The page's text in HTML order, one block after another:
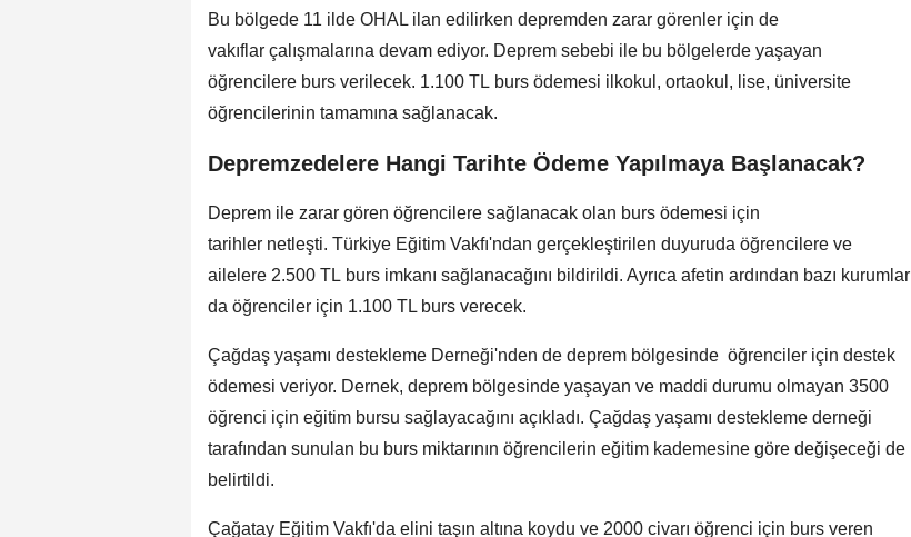
Bu bölgede 11 ilde OHAL ilan edilirken depremden zarar görenler için de
vakıflar çalışmalarına devam ediyor. Deprem sebebi ile bu bölgelerde yaşayan
öğrencilere burs verilecek. 1.100 TL burs ödemesi ilkokul, ortaokul, lise, üniversite
öğrencilerinin tamamına sağlanacak.
Depremzedelere Hangi Tarihte Ödeme Yapılmaya Başlanacak?
Deprem ile zarar gören öğrencilere sağlanacak olan burs ödemesi için
tarihler netleşti. Türkiye Eğitim Vakfı'ndan gerçekleştirilen duyuruda öğrencilere ve
ailelere 2.500 TL burs imkanı sağlanacağını bildirildi. Ayrıca afetin ardından bazı kurumlar
da öğrenciler için 1.100 TL burs verecek.
Çağdaş yaşamı destekleme Derneği'nden de deprem bölgesinde öğrenciler için destek
ödemesi veriyor. Dernek, deprem bölgesinde yaşayan ve maddi durumu olmayan 3500
öğrenci için eğitim bursu sağlayacağını açıkladı. Çağdaş yaşamı destekleme derneği
tarafından sunulan bu burs miktarının öğrencilerin eğitim kademesine göre değişeceği de
belirtildi.
Çağatay Eğitim Vakfı'da elini taşın altına koydu ve 2000 civarı öğrenci için burs veren